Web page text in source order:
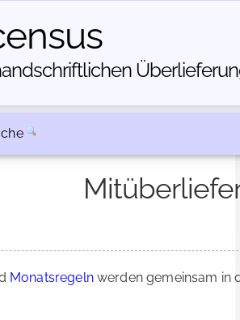
Monatsregelnwerden gemeinsam in